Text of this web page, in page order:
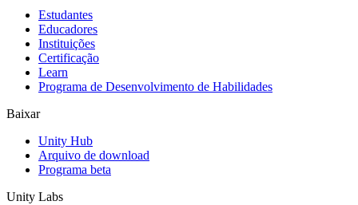
Estudantes
Educadores
Instituições
Certificação
Learn
Programa de Desenvolvimento de Habilidades
Baixar
Unity Hub
Arquivo de download
Programa beta
Unity Labs